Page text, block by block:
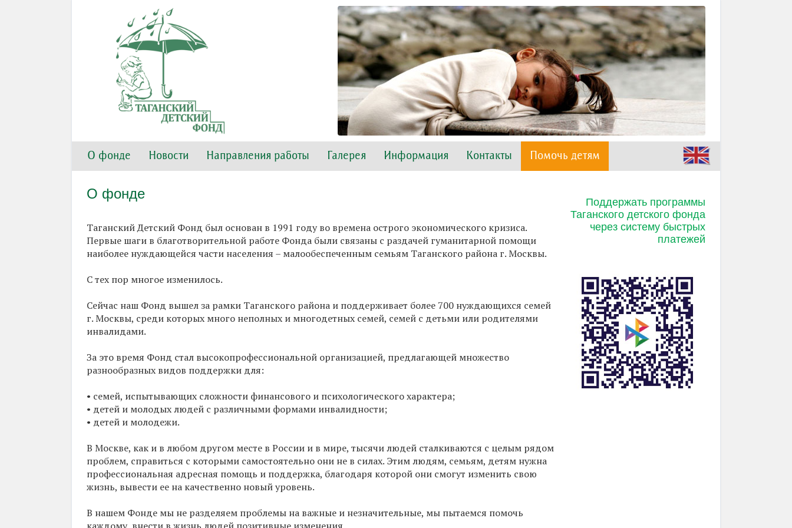
О фонде Новости Направления работы Галерея Информация Контакты Помочь детям
О фонде
Таганский Детский Фонд был основан в 1991 году во времена острого экономического кризиса.
Первые шаги в благотворительной работе Фонда были связаны с раздачей гуманитарной помощи
наиболее нуждающейся части населения – малообеспеченным семьям Таганского района г. Москвы.
С тех пор многое изменилось.
Сейчас наш Фонд вышел за рамки Таганского района и поддерживает более 700 нуждающихся семей
г. Москвы, среди которых много неполных и многодетных семей, семей с детьми или родителями
инвалидами.
За это время Фонд стал высокопрофессиональной организацией, предлагающей множество
разнообразных видов поддержки для:
• семей, испытывающих сложности финансового и психологического характера;
• детей и молодых людей с различными формами инвалидности;
• детей и молодежи.
В Москве, как и в любом другом месте в России и в мире, тысячи людей сталкиваются с целым рядом
проблем, справиться с которыми самостоятельно они не в силах. Этим людям, семьям, детям нужна
профессиональная адресная помощь и поддержка, благодаря которой они смогут изменить свою
жизнь, вывести ее на качественно новый уровень.
В нашем Фонде мы не разделяем проблемы на важные и незначительные, мы пытаемся помочь
Поддержать программы
Таганского детского фонда
через систему быстрых
платежей